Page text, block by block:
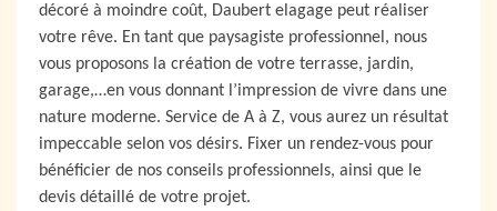
décoré à moindre coût, Daubert elagage peut réaliser
votre rêve. En tant que paysagiste professionnel, nous
vous proposons la création de votre terrasse, jardin,
garage,…en vous donnant l’impression de vivre dans une
nature moderne. Service de A à Z, vous aurez un résultat
impeccable selon vos désirs. Fixer un rendez-vous pour
bénéficier de nos conseils professionnels, ainsi que le
devis détaillé de votre projet.